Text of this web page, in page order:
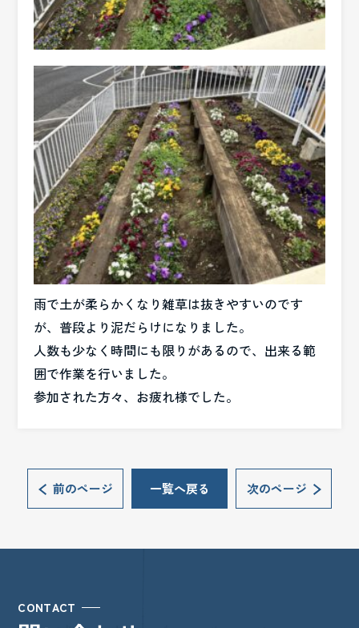
雨で土が柔らかくなり雑草は抜きやすいのです
が、普段より泥だらけになりました。
人数も少なく時間にも限りがあるので、出来る範
囲で作業を行いました。
参加された方々、お疲れ様でした。
前のページ 一覧へ戻る 次のページ
CONTACT